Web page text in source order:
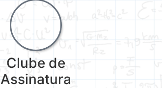
Clube de
Assinatura